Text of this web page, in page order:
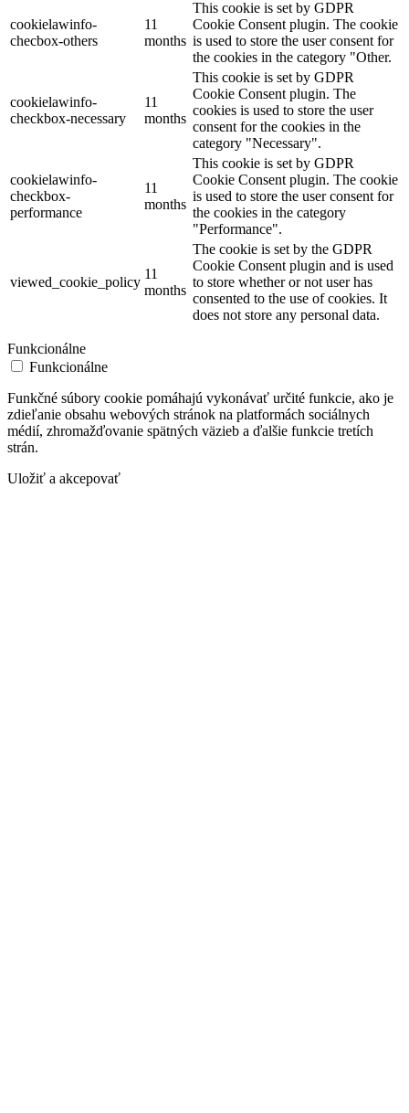
cookielawinfo-
checbox-others
11
months
This cookie is set by GDPR
Cookie Consent plugin. The cookie
is used to store the user consent for
the cookies in the category "Other.
cookielawinfo-
checkbox-necessary
11
months
This cookie is set by GDPR
Cookie Consent plugin. The
cookies is used to store the user
consent for the cookies in the
category "Necessary".
cookielawinfo-
checkbox-
performance
11
months
This cookie is set by GDPR
Cookie Consent plugin. The cookie
is used to store the user consent for
the cookies in the category
"Performance".
viewed_cookie_policy
11
months
The cookie is set by the GDPR
Cookie Consent plugin and is used
to store whether or not user has
consented to the use of cookies. It
does not store any personal data.
Funkcionálne
Funkcionálne
Funkčné súbory cookie pomáhajú vykonávať určité funkcie, ako je
zdieľanie obsahu webových stránok na platformách sociálnych
médií, zhromažďovanie spätných väzieb a ďalšie funkcie tretích
strán.
Uložiť a akcepovať